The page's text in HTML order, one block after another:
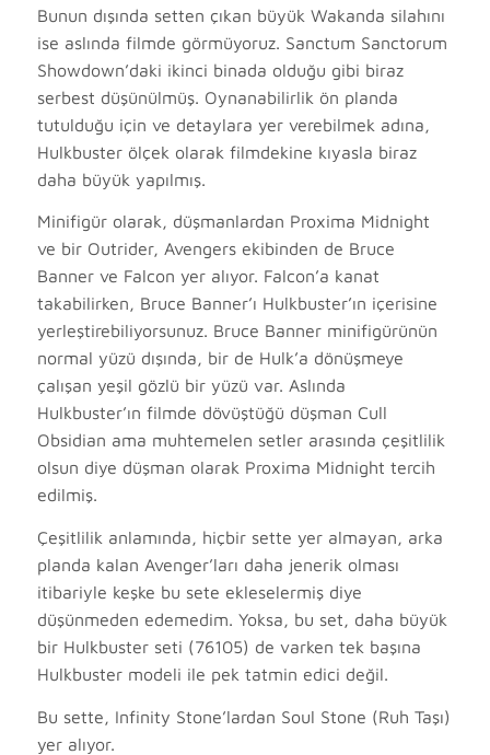
Bunun dışında setten çıkan büyük Wakanda silahını
ise aslında filmde görmüyoruz. Sanctum Sanctorum
Showdown’daki ikinci binada olduğu gibi biraz
serbest düşünülmüş. Oynanabilirlik ön planda
tutulduğu için ve detaylara yer verebilmek adına,
Hulkbuster ölçek olarak filmdekine kıyasla biraz
daha büyük yapılmış.
Minifigür olarak, düşmanlardan Proxima Midnight
ve bir Outrider, Avengers ekibinden de Bruce
Banner ve Falcon yer alıyor. Falcon’a kanat
takabilirken, Bruce Banner’ı Hulkbuster’ın içerisine
yerleştirebiliyorsunuz. Bruce Banner minifigürünün
normal yüzü dışında, bir de Hulk’a dönüşmeye
çalışan yeşil gözlü bir yüzü var. Aslında
Hulkbuster’ın filmde dövüştüğü düşman Cull
Obsidian ama muhtemelen setler arasında çeşitlilik
olsun diye düşman olarak Proxima Midnight tercih
edilmiş.
Çeşitlilik anlamında, hiçbir sette yer almayan, arka
planda kalan Avenger’ları daha jenerik olması
itibariyle keşke bu sete ekleselermiş diye
düşünmeden edemedim. Yoksa, bu set, daha büyük
bir Hulkbuster seti (76105) de varken tek başına
Hulkbuster modeli ile pek tatmin edici değil.
Bu sette, Infinity Stone’lardan Soul Stone (Ruh Taşı)
yer alıyor.